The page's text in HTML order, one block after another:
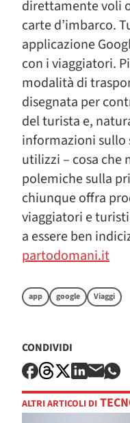
direttamente voli
carte d’imbarco.
applicazione
con i viaggiatori.
modalità di
disegnata per
del turista e,
informazioni sullo
utilizzi – cosa che
polemiche sulla
chiunque offra
viaggiatori e
a essere ben
partodomani.it
app google Viaggi
CONDIVIDI
ALTRI ARTICOLI DI